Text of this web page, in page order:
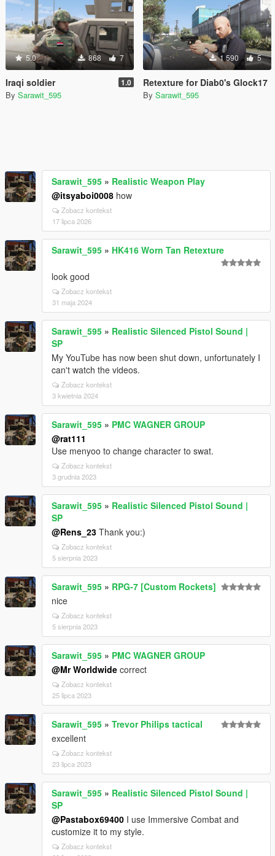
5.0 868 7
Iraqi soldier 1.0
By Sarawit_595
1 590 5
Retexture for Diab0's Glock17
By Sarawit_595
Sarawit_595 » Realistic Weapon Play
@itsyaboi0008 how
Zobacz kontekst
17 lipca 2026
Sarawit_595 » HK416 Worn Tan Retexture
look good
Zobacz kontekst
31 maja 2024
Sarawit_595 » Realistic Silenced Pistol Sound |
SP
My YouTube has now been shut down, unfortunately I
can't watch the videos.
Zobacz kontekst
3 kwietnia 2024
Sarawit_595 » PMC WAGNER GROUP
@rat111
Use menyoo to change character to swat.
Zobacz kontekst
3 grudnia 2023
Sarawit_595 » Realistic Silenced Pistol Sound |
SP
@Rens_23 Thank you:)
Zobacz kontekst
5 sierpnia 2023
Sarawit_595 » RPG-7 [Custom Rockets]
nice
Zobacz kontekst
5 sierpnia 2023
Sarawit_595 » PMC WAGNER GROUP
@Mr Worldwide correct
Zobacz kontekst
25 lipca 2023
Sarawit_595 » Trevor Philips tactical
excellent
Zobacz kontekst
23 lipca 2023
Sarawit_595 » Realistic Silenced Pistol Sound |
SP
@Pastabox69400 I use Immersive Combat and
customize it to my style.
Zobacz kontekst